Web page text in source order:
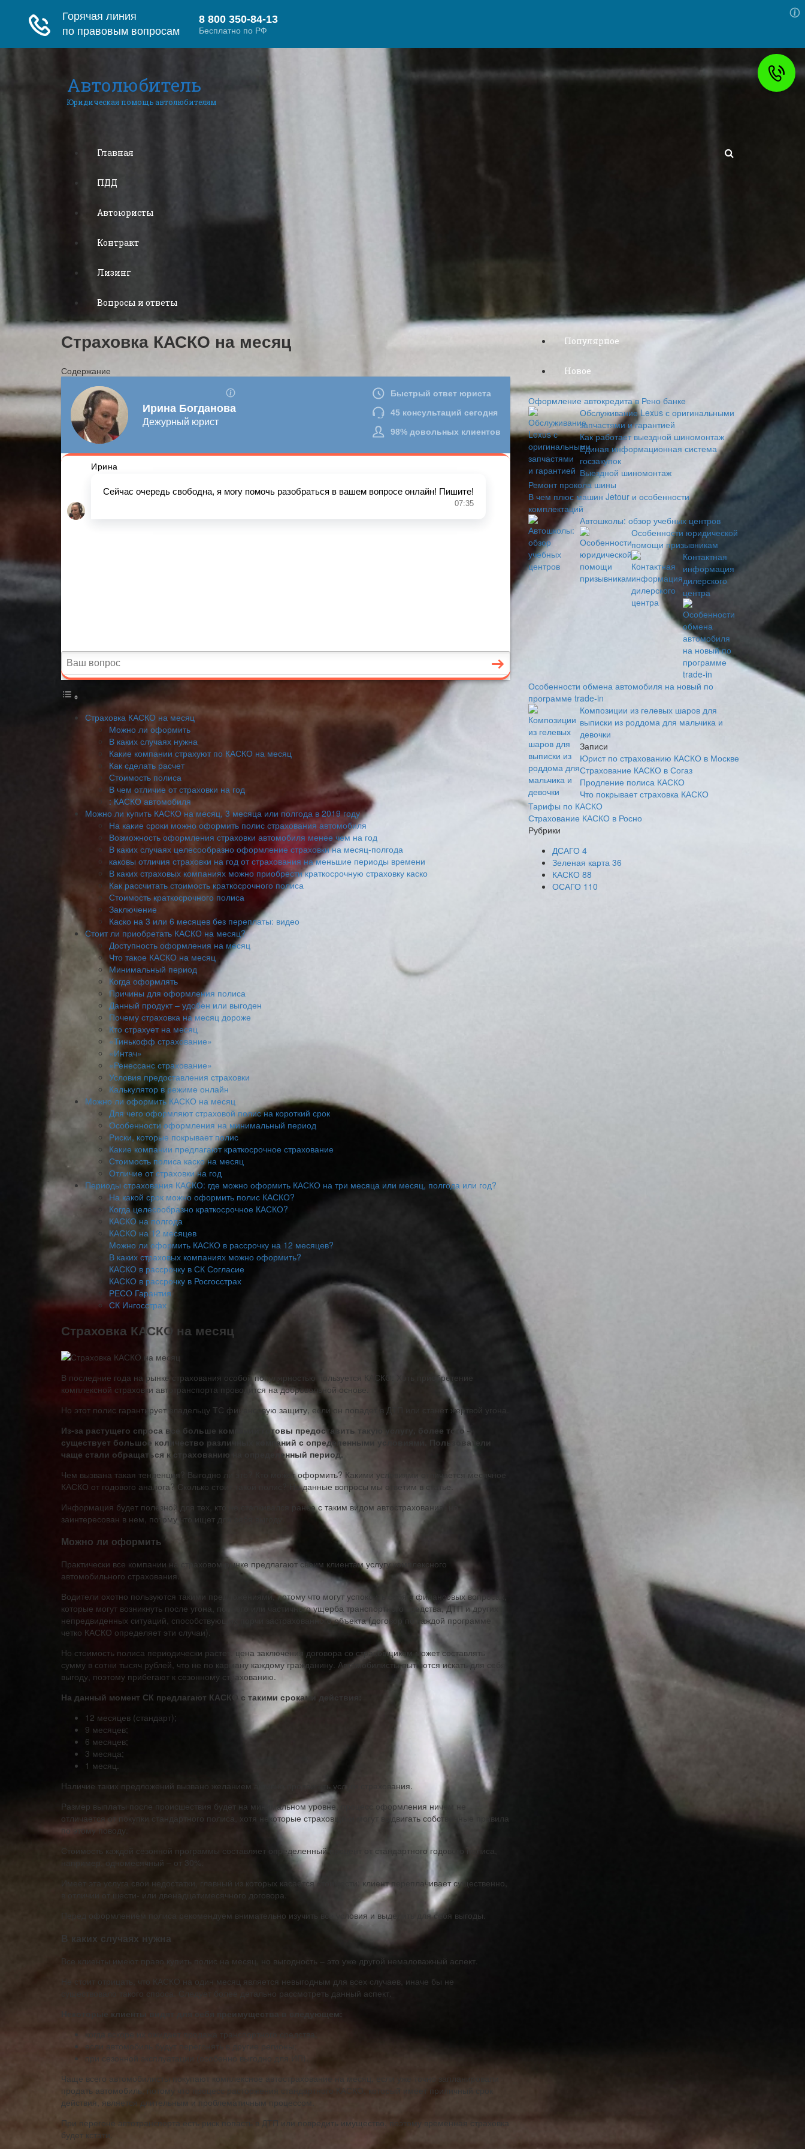
Автолюбитель
Юридическая помощь автолюбителям
Главная
ПДД
Автоюристы
Контракт
Лизинг
Вопросы и ответы
Страховка КАСКО на месяц
Содержание
Страховка КАСКО на месяц
Можно ли оформить
В каких случаях нужна
Какие компании страхуют по КАСКО на месяц
Как сделать расчет
Стоимость полиса
В чем отличие от страховки на год
: КАСКО автомобиля
Можно ли купить КАСКО на месяц, 3 месяца или полгода в 2019 году
На какие сроки можно оформить полис страхования автомобиля
Возможность оформления страховки автомобиля менее чем на год
В каких случаях целесообразно оформление страховки на месяц-полгода
каковы отличия страховки на год от страхования на меньшие периоды времени
В каких страховых компаниях можно приобрести краткосрочную страховку каско
Как рассчитать стоимость краткосрочного полиса
Стоимость краткосрочного полиса
Заключение
Каско на 3 или 6 месяцев без переплаты: видео
Стоит ли приобретать КАСКО на месяц?
Доступность оформления на месяц
Что такое КАСКО на месяц
Минимальный период
Когда оформлять
Причины для оформления полиса
Данный продукт – удобен или выгоден
Почему страховка на месяц дороже
Кто страхует на месяц
«Тинькофф страхование»
«Интач»
«Ренессанс страхование»
Условия предоставления страховки
Калькулятор в режиме онлайн
Можно ли оформить КАСКО на месяц
Для чего оформляют страховой полис на короткий срок
Особенности оформления на минимальный период
Риски, которые покрывает полис
Какие компании предлагают краткосрочное страхование
Стоимость полиса каско на месяц
Отличие от страховки на год
Периоды страхования КАСКО: где можно оформить КАСКО на три месяца или месяц, полгода или год?
На какой срок можно оформить полис КАСКО?
Когда целесообразно краткосрочное КАСКО?
КАСКО на полгода
КАСКО на 12 месяцев
Можно ли оформить КАСКО в рассрочку на 12 месяцев?
В каких страховых компаниях можно оформить?
КАСКО в рассрочку в СК Согласие
КАСКО в рассрочку в Росгосстрах
РЕСО Гарантия
СК Ингосстрах
Страховка КАСКО на месяц
В последние года на рынке страхования особой популярностью пользуется КАСКО. Хоть приобретение
комплексной страховки автотранспорта проводится на добровольной основе.
Но этот полис гарантирует владельцу ТС финансовую защиту, если он попадет в ДТП или станет жертвой угона.
Из-за растущего спроса все больше компаний готовы предоставить такую услугу, более того –
существует большое количество различных компаний с определенными условиями. Пользователи
чаще стали обращаться к страхованию на определенный период.
Чем вызвана такая тенденция? Выгодно ли это? Кто может оформить? Какими условиями отличается месячное
КАСКО от годового аналога? Сколько стоит такой полис? На данные вопросы мы ответим в статье.
Информация будет полезной для тех, кто не сталкивался ранее с таким видом автострахования, но
заинтересован в нем, потому что ищет для себя выгоду.
Можно ли оформить
Практически все компании на страховом рынке предлагают своим клиентам услугу комплексного
автомобильного страхования.
Водители охотно пользуются такими предложениями, потому что могут успокоить себя в финансовых вопросах,
которые могут возникнуть после угона, полного или частичного ущерба транспортного средства, ДТП и других
непредвиденных ситуаций, способствующих порчи застрахованного объекта (договор по каждой программе
четко КАСКО определяет эти случаи).
Но стоимость полиса периодически растет, цена заключения договора со страховщиком может составлять
сумму в сотни тысяч рублей, что не по карману каждому гражданину. Автомобилисты пытаются искать для себя
выгоду, поэтому прибегают к сезонному страхованию.
На данный момент СК предлагают КАСКО с такими сроками действия:
12 месяцев (стандарт);
9 месяцев;
6 месяцев;
3 месяца;
1 месяц.
Наличие таких предложений вызвано желанием активно продвигать услуги страхования.
Размер выплаты после происшествия будет на минимальном уровне, процесс оформления ничем не
отличается от покупки стандартного полиса, хотя некоторые страховщики могут выдвигать собственные правила
по этому поводу.
Стоимость каждой сезонной программы составляет определенный процент от стандартного годового полиса,
например, одномесячный – от 30%.
Имеет эта услуга свои недостатки, главный из которых касается стоимости: клиент переплачивает существенно,
в отличии от шести- или двенадцатимесячного договора.
Перед оформлением полиса рекомендуем внимательно изучить все условия и выделить для себя выгоды.
В каких случаях нужна
Все клиенты имеют право купить полис на месяц, но выгодность – это уже другой немаловажный аспект.
Не стоит отрицать, что КАСКО на один месяц является невыгодным для всех случаев, иначе бы не
существовало такого спроса. Следует более детально рассмотреть данный аспект.
Некоторые клиенты видят для себя преимущества в следующем:
когда вскоре их ожидает продажа транспортного средства;
если автомобиль будут перегонять в другие регионы;
при сезонной эксплуатации (особенно выгодно для ИП).
Чаще всего автомобилисты покупают комплексное автострахование на месяц, если уже точно запланировали
продать автомобиль, потому что процесс расторжения стандартного КАСКО, который имеет приличный срок
действия, является длительным и проблематичным процессом.
При перегоне автотранспорта есть риск попасть в ДТП или повредить имущество, поэтому временная страховка
будет кстати.
Популярное
Новое
Оформление автокредита в Рено банке
Обслуживание Lexus с оригинальными
запчастями и гарантией
Как работает выездной шиномонтаж
Единая информационная система
госзакупок
Выездной шиномонтаж
Ремонт прокола шины
В чем плюс машин Jetour и особенности
комплектаций
Автошколы: обзор учебных центров
Особенности юридической
помощи призывникам
Контактная
информация
дилерского
центра
Особенности обмена автомобиля на новый по
программе trade-in
Композиции из гелевых шаров для
выписки из роддома для мальчика и
девочки
Записи
Юрист по страхованию КАСКО в Москве
Страхование КАСКО в Согаз
Продление полиса КАСКО
Что покрывает страховка КАСКО
Тарифы по КАСКО
Страхование КАСКО в Росно
Рубрики
ДСАГО 4
Зеленая карта 36
КАСКО 88
ОСАГО 110